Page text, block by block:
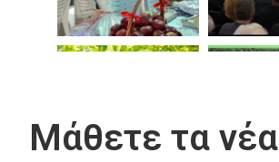
Μάθετε τα νέα